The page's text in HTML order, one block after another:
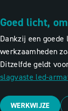
Goed licht,
Dankzij een
werkzaamheden
Ditzelfde geldt
slagvaste led-
WERKWIJZE